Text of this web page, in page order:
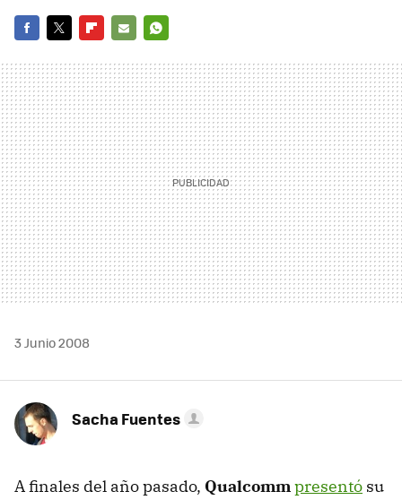
MAIL
3 Junio 2008
Sacha Fuentes
A finales del año pasado, Qualcommpresentó su